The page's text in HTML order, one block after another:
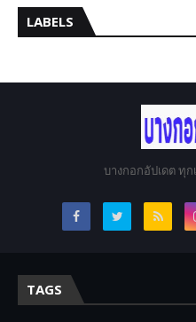
LABELS
บางกอกอัปเดต ทุก
TAGS